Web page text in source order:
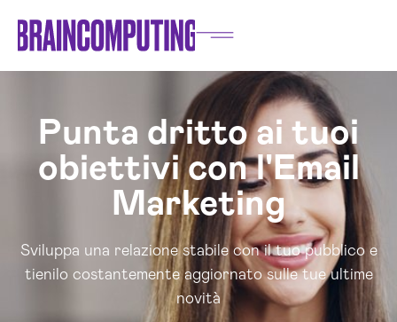
Punta dritto ai tuoi
obiettivi con l'Email
Marketing
Sviluppa una relazione stabile con il tuo pubblico e
tienilo costantemente aggiornato sulle tue ultime
novità